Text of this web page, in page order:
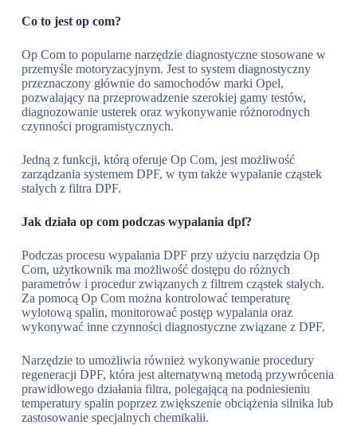
Co to jest op com?
Op Com to popularne narzędzie diagnostyczne stosowane w
przemyśle motoryzacyjnym. Jest to system diagnostyczny
przeznaczony głównie do samochodów marki Opel,
pozwalający na przeprowadzenie szerokiej gamy testów,
diagnozowanie usterek oraz wykonywanie różnorodnych
czynności programistycznych.
Jedną z funkcji, którą oferuje Op Com, jest możliwość
zarządzania systemem DPF, w tym także wypalanie cząstek
stałych z filtra DPF.
Jak działa op com podczas wypalania dpf?
Podczas procesu wypalania DPF przy użyciu narzędzia Op
Com, użytkownik ma możliwość dostępu do różnych
parametrów i procedur związanych z filtrem cząstek stałych.
Za pomocą Op Com można kontrolować temperaturę
wylotową spalin, monitorować postęp wypalania oraz
wykonywać inne czynności diagnostyczne związane z DPF.
Narzędzie to umożliwia również wykonywanie procedury
regeneracji DPF, która jest alternatywną metodą przywrócenia
prawidłowego działania filtra, polegającą na podniesieniu
temperatury spalin poprzez zwiększenie obciążenia silnika lub
zastosowanie specjalnych chemikalii.